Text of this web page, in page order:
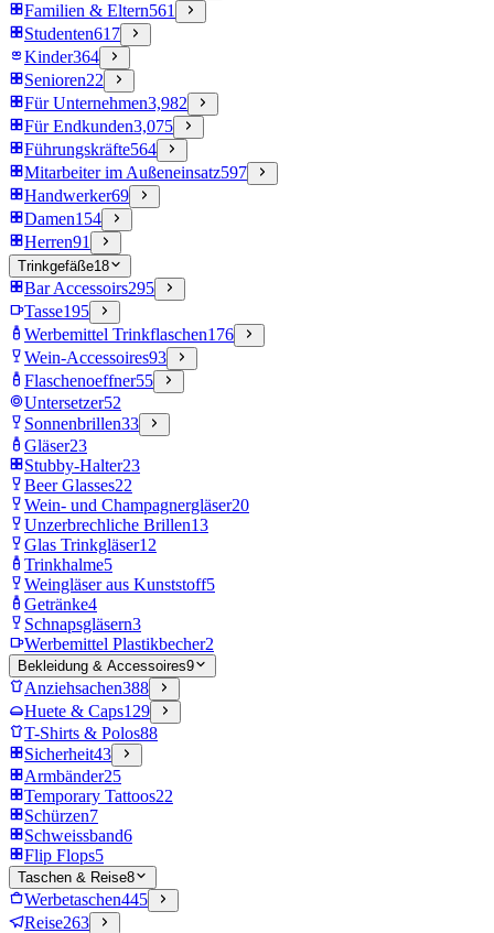
Familien & Eltern561
Studenten617
Kinder364
Senioren22
Für Unternehmen3,982
Für Endkunden3,075
Führungskräfte564
Mitarbeiter im Außeneinsatz597
Handwerker69
Damen154
Herren91
Trinkgefäße18
Bar Accessoirs295
Tasse195
Werbemittel Trinkflaschen176
Wein-Accessoires93
Flaschenoeffner55
Untersetzer52
Sonnenbrillen33
Gläser23
Stubby-Halter23
Beer Glasses22
Wein- und Champagnergläser20
Unzerbrechliche Brillen13
Glas Trinkgläser12
Trinkhalme5
Weingläser aus Kunststoff5
Getränke4
Schnapsgläsern3
Werbemittel Plastikbecher2
Bekleidung & Accessoires9
Anziehsachen388
Huete & Caps129
T-Shirts & Polos88
Sicherheit43
Armbänder25
Temporary Tattoos22
Schürzen7
Schweissband6
Flip Flops5
Taschen & Reise8
Werbetaschen445
Reise263